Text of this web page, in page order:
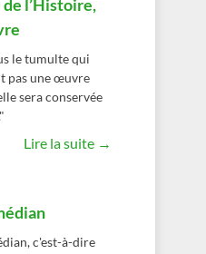
de l’Histoire,
le tumulte qui
pas une œuvre
sera conservée
Lire la suite →
c'est-à-dire